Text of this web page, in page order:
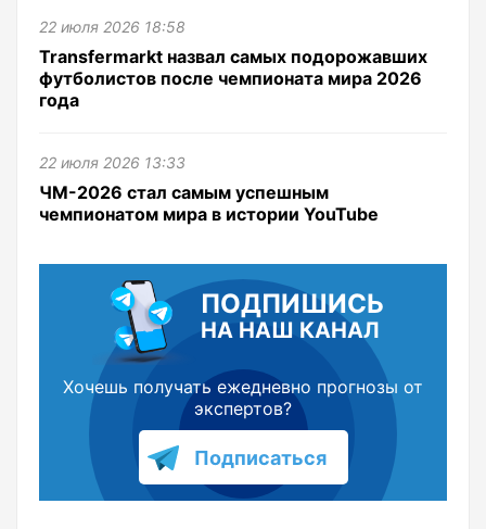
22 июля 2026 18:58
Transfermarkt назвал самых подорожавших
футболистов после чемпионата мира 2026
года
22 июля 2026 13:33
ЧМ-2026 стал самым успешным
чемпионатом мира в истории YouTube
ПОДПИШИСЬ
НА НАШ КАНАЛ
Хочешь получать ежедневно прогнозы от
экспертов?
Подписаться